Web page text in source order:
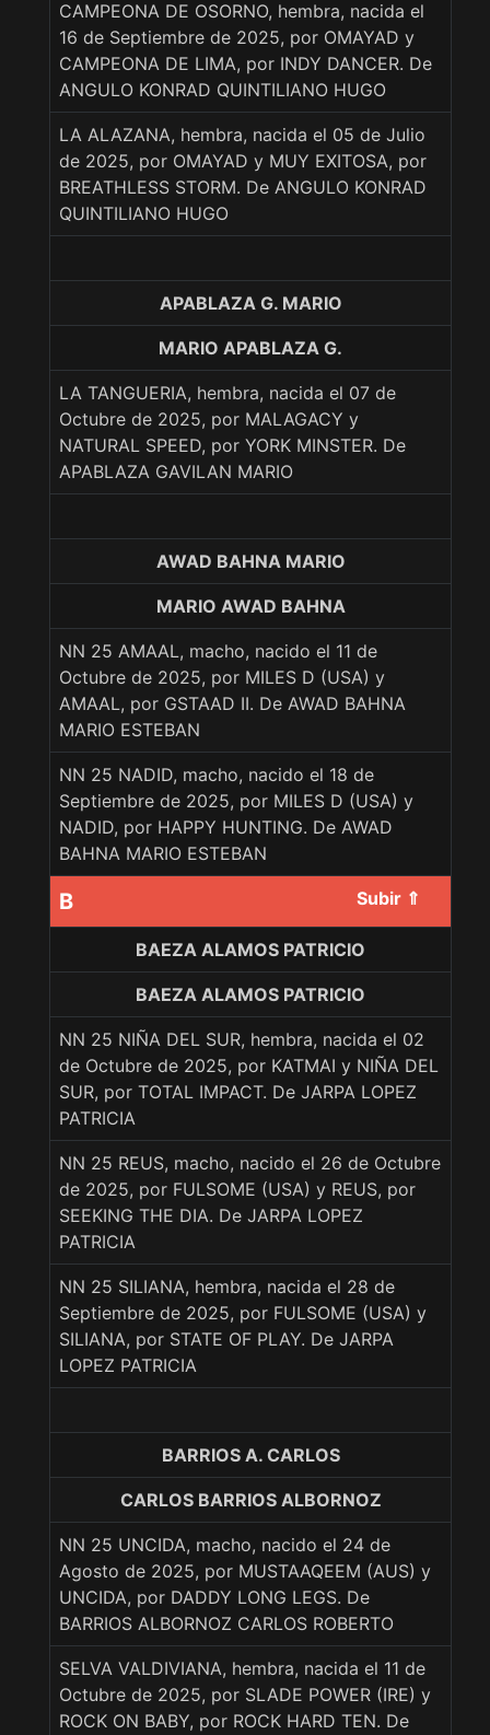
CAMPEONA DE OSORNO, hembra, nacida el
16 de Septiembre de 2025, por OMAYAD y
CAMPEONA DE LIMA, por INDY DANCER. De
ANGULO KONRAD QUINTILIANO HUGO
LA ALAZANA, hembra, nacida el 05 de Julio
de 2025, por OMAYAD y MUY EXITOSA, por
BREATHLESS STORM. De ANGULO KONRAD
QUINTILIANO HUGO
APABLAZA G. MARIO
MARIO APABLAZA G.
LA TANGUERIA, hembra, nacida el 07 de
Octubre de 2025, por MALAGACY y
NATURAL SPEED, por YORK MINSTER. De
APABLAZA GAVILAN MARIO
AWAD BAHNA MARIO
MARIO AWAD BAHNA
NN 25 AMAAL, macho, nacido el 11 de
Octubre de 2025, por MILES D (USA) y
AMAAL, por GSTAAD II. De AWAD BAHNA
MARIO ESTEBAN
NN 25 NADID, macho, nacido el 18 de
Septiembre de 2025, por MILES D (USA) y
NADID, por HAPPY HUNTING. De AWAD
BAHNA MARIO ESTEBAN
B Subir ⇑
BAEZA ALAMOS PATRICIO
BAEZA ALAMOS PATRICIO
NN 25 NIÑA DEL SUR, hembra, nacida el 02
de Octubre de 2025, por KATMAI y NIÑA DEL
SUR, por TOTAL IMPACT. De JARPA LOPEZ
PATRICIA
NN 25 REUS, macho, nacido el 26 de Octubre
de 2025, por FULSOME (USA) y REUS, por
SEEKING THE DIA. De JARPA LOPEZ
PATRICIA
NN 25 SILIANA, hembra, nacida el 28 de
Septiembre de 2025, por FULSOME (USA) y
SILIANA, por STATE OF PLAY. De JARPA
LOPEZ PATRICIA
BARRIOS A. CARLOS
CARLOS BARRIOS ALBORNOZ
NN 25 UNCIDA, macho, nacido el 24 de
Agosto de 2025, por MUSTAAQEEM (AUS) y
UNCIDA, por DADDY LONG LEGS. De
BARRIOS ALBORNOZ CARLOS ROBERTO
SELVA VALDIVIANA, hembra, nacida el 11 de
Octubre de 2025, por SLADE POWER (IRE) y
ROCK ON BABY, por ROCK HARD TEN. De